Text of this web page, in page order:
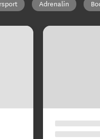
Adrenalin